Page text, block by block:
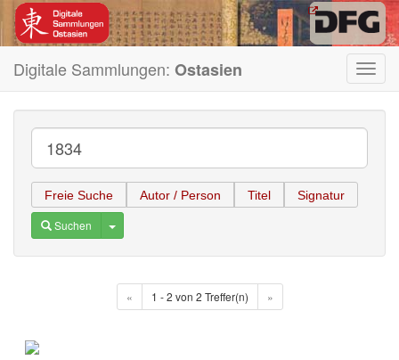
Digitale Sammlungen: Ostasien
Freie Suche Autor / Person Titel Signatur
Suchen Toggle Dropdown
« 1 - 2 von 2 Treffer(n) »